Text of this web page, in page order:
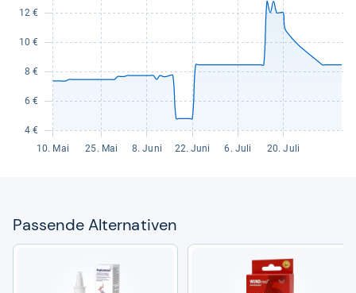
Pas­sende Alter­na­ti­ven